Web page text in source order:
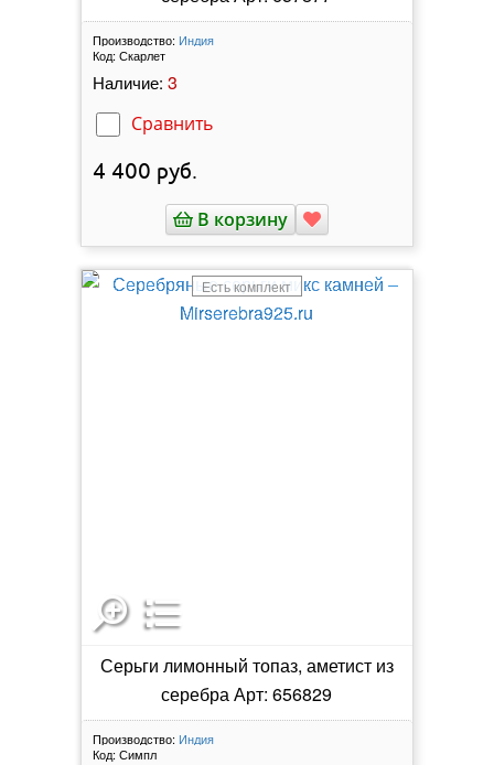
Производство: Индия
Код: Скарлет
Наличие: 3
Сравнить
4 400 руб.
В корзину
Есть комплект
Серьги лимонный топаз, аметист из
серебра Арт: 656829
Производство: Индия
Код: Симпл